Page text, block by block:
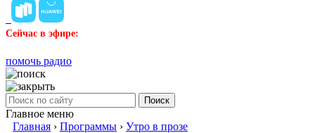
Сейчас в эфире:
помочь радио
Поиск
Главное меню
Главная › Программы › Утро в прозе